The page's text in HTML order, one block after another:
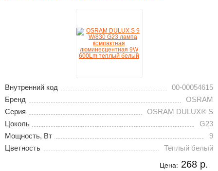
Внутренний код
00-00054615
Бренд
OSRAM
Серия
OSRAM DULUX® S
Цоколь
G23
Мощность, Вт
9
Цветность
Теплый белый
Цена: 268 р.